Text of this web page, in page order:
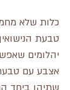
כלות שלא
טבעת
יהלומים
אצבע עם